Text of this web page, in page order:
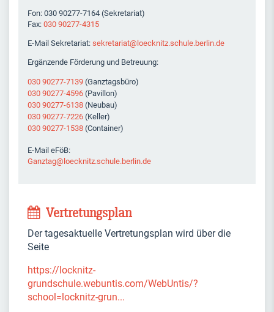
Fon: 030 90277-7164 (Sekretariat)
Fax: 030 90277-4315
E-Mail Sekretariat: sekretariat@loecknitz.schule.berlin.de
Ergänzende Förderung und Betreuung:
030 90277-7139 (Ganztagsbüro)
030 90277-4596 (Pavillon)
030 90277-6138 (Neubau)
030 90277-7226 (Keller)
030 90277-1538 (Container)
E-Mail eFöB:
Ganztag@loecknitz.schule.berlin.de
Vertretungsplan
Der tagesaktuelle Vertretungsplan wird über die
Seite
https://locknitz-
grundschule.webuntis.com/WebUntis/?
school=locknitz-grun...